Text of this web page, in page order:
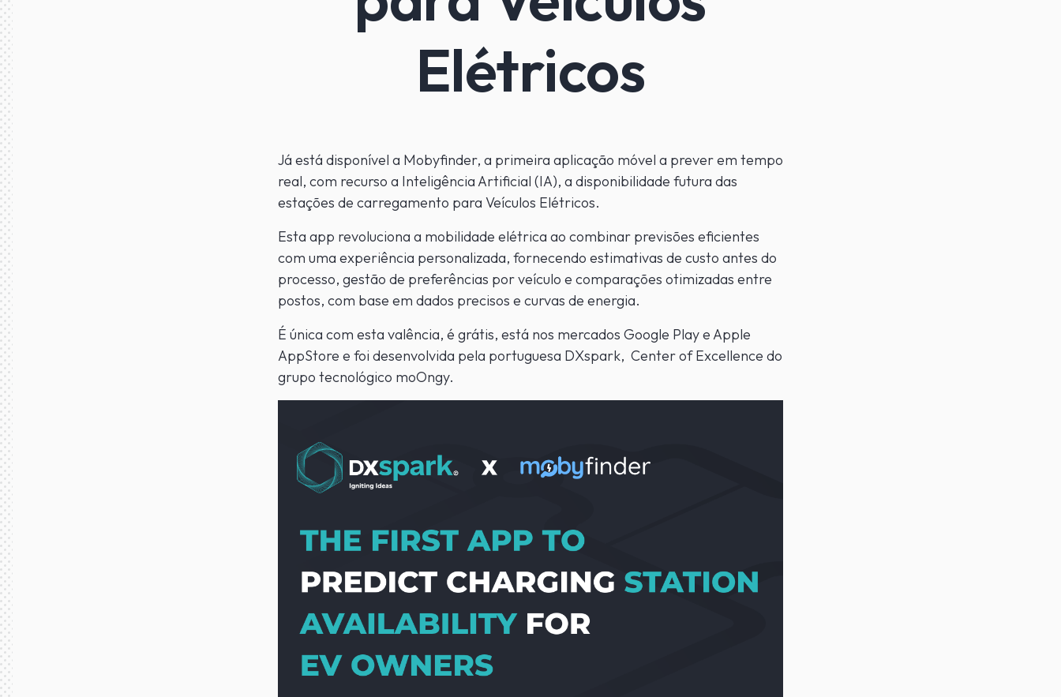
Elétricos
Já está disponível a Mobyfinder, a primeira aplicação móvel a prever em tempo
real, com recurso a Inteligência Artificial (IA), a disponibilidade futura das
estações de carregamento para Veículos Elétricos.
Esta app revoluciona a mobilidade elétrica ao combinar previsões eficientes
com uma experiência personalizada, fornecendo estimativas de custo antes do
processo, gestão de preferências por veículo e comparações otimizadas entre
postos, com base em dados precisos e curvas de energia.
É única com esta valência, é grátis, está nos mercados Google Play e Apple
AppStore e foi desenvolvida pela portuguesa DXspark, Center of Excellence do
grupo tecnológico moOngy.